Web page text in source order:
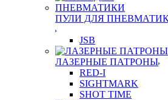
ПУЛИ ДЛЯ
JSB
ЛАЗЕРНЫЕ ПАТРОНЫ
RED-I
SIGHTMARK
SHOT TIME